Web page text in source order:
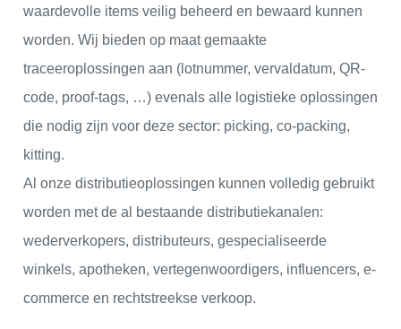
waardevolle items veilig beheerd en bewaard kunnen
worden. Wij bieden op maat gemaakte
traceeroplossingen aan (lotnummer, vervaldatum, QR-
code, proof-tags, …) evenals alle logistieke oplossingen
die nodig zijn voor deze sector: picking, co-packing,
kitting.
Al onze distributieoplossingen kunnen volledig gebruikt
worden met de al bestaande distributiekanalen:
wederverkopers, distributeurs, gespecialiseerde
winkels, apotheken, vertegenwoordigers, influencers, e-
commerce en rechtstreekse verkoop.